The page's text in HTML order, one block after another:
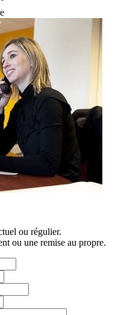
ou régulier.
ou une remise au propre.